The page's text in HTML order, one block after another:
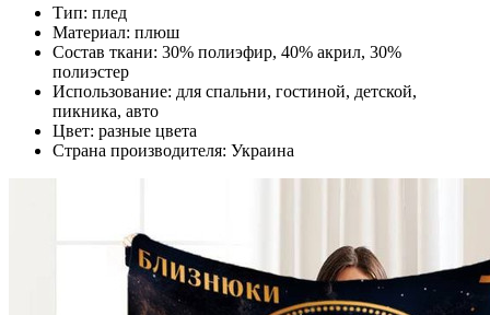
Тип: плед
Материал: плюш
Состав ткани: 30% полиэфир, 40% акрил, 30%
полиэстер
Использование: для спальни, гостиной, детской,
пикника, авто
Цвет: разные цвета
Страна производителя: Украина